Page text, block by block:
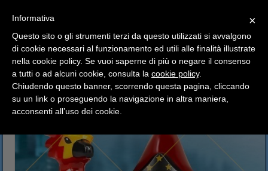
HOME Lego
Lego Minifigures
Lego Minifigures Harry Potter 2
Albus Dumbledore Silente
Albus Dumbledore Silente
×
Ciao a tutti, il negozio sarà chiuso dal 9/08 al 24/08
compreso.
Tutti gli ordini effettuati dopo le 15:00 del 07/08 verranno
spediti a partire dal giorno 25/08.
Buone vacanze a tutti dallo staff di Pianeta Hobby
×
Informativa
Questo sito o gli strumenti terzi da questo utilizzati si avvalgono
di cookie necessari al funzionamento ed utili alle finalità illustrate
nella cookie policy. Se vuoi saperne di più o negare il consenso
a tutti o ad alcuni cookie, consulta la cookie policy.
Chiudendo questo banner, scorrendo questa pagina, cliccando
su un link o proseguendo la navigazione in altra maniera,
acconsenti all’uso dei cookie.